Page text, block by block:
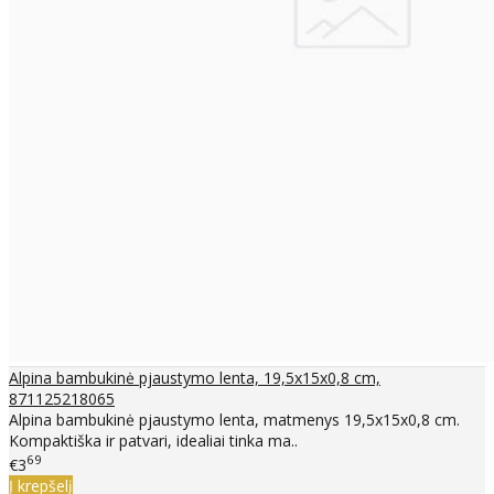
Alpina bambukinė pjaustymo lenta, 19,5x15x0,8 cm,
871125218065
Alpina bambukinė pjaustymo lenta, matmenys 19,5x15x0,8 cm.
Kompaktiška ir patvari, idealiai tinka ma..
€369
Į krepšelį